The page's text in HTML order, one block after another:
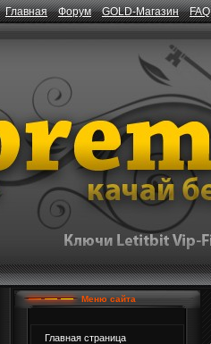
Главная Форум GOLD-Магазин FAQ
Меню сайта
Главная страница